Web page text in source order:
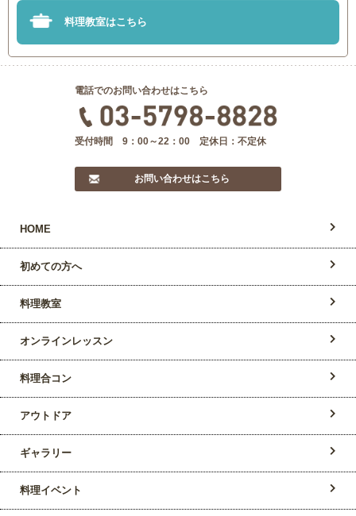
料理教室はこちら
電話でのお問い合わせはこちら
受付時間 9：00～22：00 定休日：不定休
お問い合わせはこちら
HOME
初めての方へ
料理教室
オンラインレッスン
料理合コン
アウトドア
ギャラリー
料理イベント